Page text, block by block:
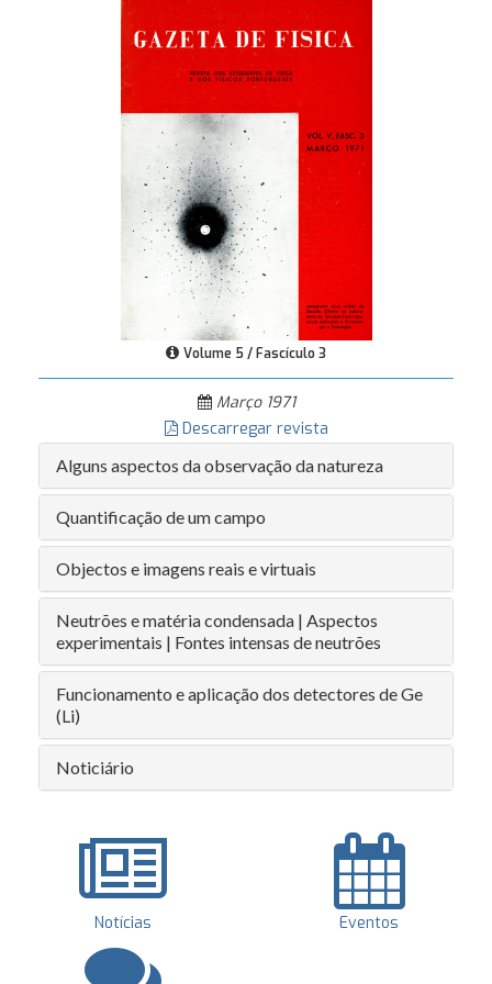
Volume 5 / Fascículo 3
Março 1971
Descarregar revista
Alguns aspectos da observação da natureza
Quantificação de um campo
Objectos e imagens reais e virtuais
Neutrões e matéria condensada | Aspectos
experimentais | Fontes intensas de neutrões
Funcionamento e aplicação dos detectores de Ge
(Li)
Noticiário
Notícias Eventos